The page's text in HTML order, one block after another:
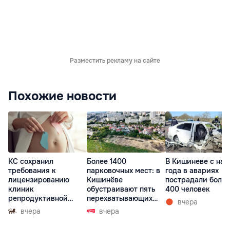
Разместить рекламу на сайте
Похожие новости
КС сохранил
требования к
лицензированию
клиник
репродуктивной
медицины
вчера
Более 1400
парковочных мест: в
Кишинёве
обустраивают пять
перехватывающих
парковок
вчера
В Кишиневе с
года в авариях
пострадали более
400 человек
вчера